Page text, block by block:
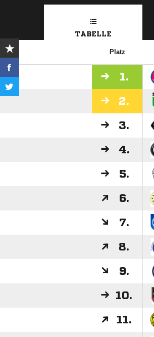
TABELLE
Platz
1.
2.
3.
4.
5.
6.
7.
8.
9.
10.
11.